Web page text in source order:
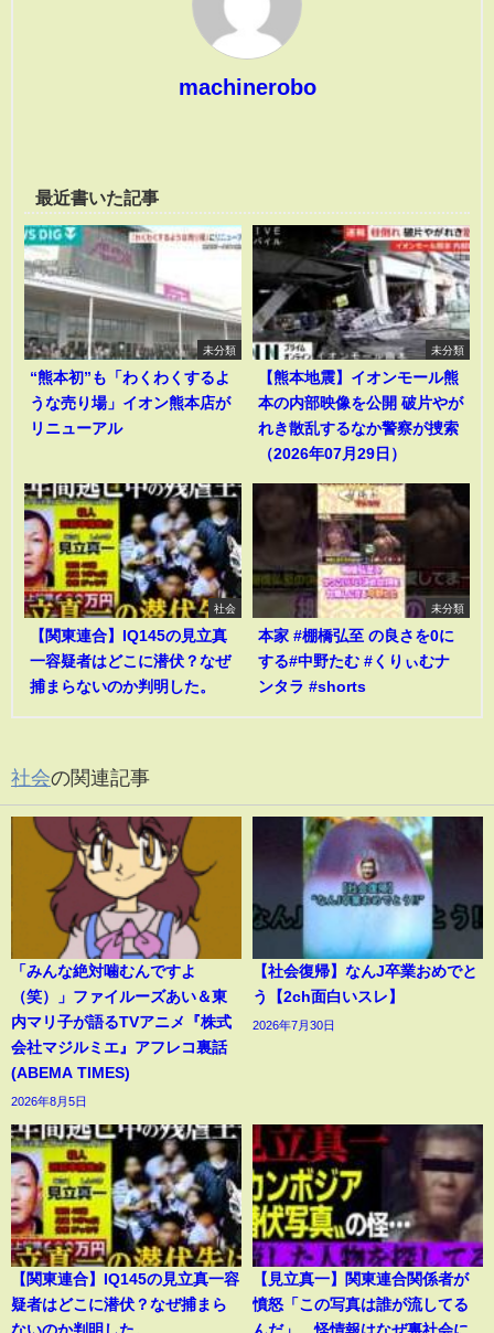
machinerobo
最近書いた記事
未分類
“熊本初”も「わくわくするよ
うな売り場」イオン熊本店が
リニューアル
未分類
【熊本地震】イオンモール熊
本の内部映像を公開 破片やが
れき散乱するなか警察が捜索
（2026年07月29日）
社会
【関東連合】IQ145の見立真
一容疑者はどこに潜伏？なぜ
捕まらないのか判明した。
未分類
本家 #棚橋弘至 の良さを0に
する#中野たむ #くりぃむナ
ンタラ #shorts
社会の関連記事
「みんな絶対噛むんですよ
（笑）」ファイルーズあい＆東
内マリ子が語るTVアニメ『株式
会社マジルミエ』アフレコ裏話
(ABEMA TIMES)
2026年8月5日
【社会復帰】なんJ卒業おめでと
う【2ch面白いスレ】
2026年7月30日
【関東連合】IQ145の見立真一容
疑者はどこに潜伏？なぜ捕まら
ないのか判明した。
【見立真一】関東連合関係者が
憤怒「この写真は誰が流してる
んだ」 怪情報はなぜ裏社会に